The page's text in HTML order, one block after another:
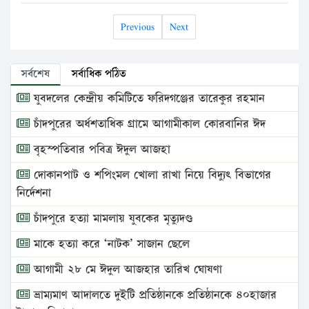
Previous Next
সর্বশেষ সর্বাধিক পঠিত
যুবদলের কেন্দ্রীয় কমিটিতে ফরিদগঞ্জের তারেকুর রহমান
চাঁদপুরের অর্ধশতাধিক গ্রামে আগামীকাল কোরবানির ঈদ
বৃহস্পতিবার পবিত্র ঈদুল আজহা
দোকানপাট ও শপিংমল খোলা রাখা নিয়ে বিদ্যুৎ বিভাগের
নির্দেশনা
চাঁদপুরে হত্যা মামলায় যুবকের মৃত্যুদণ্ড
মাকে হত্যা করে ‘নাটক’ সাজান ছেলে
আগামী ২৮ মে ঈদুল আজহার তারিখ ঘোষণা
ভ্রাম্যমাণ আদালতে দুইটি প্রতিষ্ঠানকে প্রতিষ্ঠানকে ৪০হাজার